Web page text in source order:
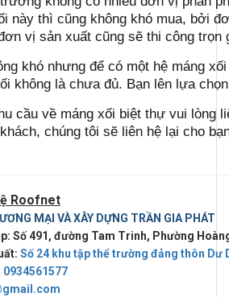
này thì cũng không khó mua, bởi
vị sản xuất cũng sẽ thi công trọn
khó nhưng để có một hệ máng
không là chưa đủ. Bạn lên lựa
cầu về máng xối biệt thự vui lòng
chúng tôi sẽ liên hệ lại cho
Roofnet
MẠI VÀ XÂY DỰNG TRẦN GIA PHÁT
Số 491, đường Tam Trinh, Phường
Số 24 khu tập thể trường đảng thôn Dư
0934561577